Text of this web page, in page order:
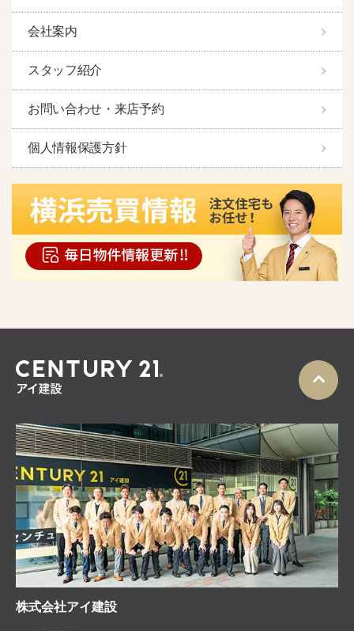
会社案内
スタッフ紹介
お問い合わせ・来店予約
個人情報保護方針
株式会社アイ建設